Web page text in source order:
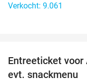
Verkocht: 9.061
Entreeticket
evt. snackmenu